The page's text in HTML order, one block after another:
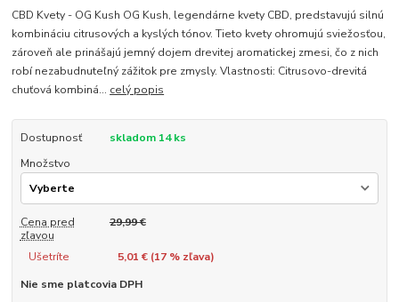
CBD Kvety - OG Kush OG Kush, legendárne kvety CBD, predstavujú silnú
kombináciu citrusových a kyslých tónov. Tieto kvety ohromujú sviežosťou,
zároveň ale prinášajú jemný dojem drevitej aromatickej zmesi, čo z nich
robí nezabudnuteľný zážitok pre zmysly. Vlastnosti: Citrusovo-drevitá
chuťová kombiná... celý popis
Dostupnosť
skladom 14 ks
Množstvo
Cena pred
zľavou
29,99 €
Ušetríte 5,01 € (17% zľava)
Nie sme platcovia DPH